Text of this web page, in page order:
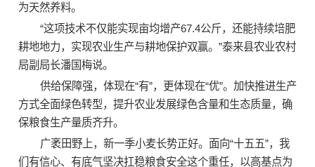
为天然养料。
“这项技术不仅能实现亩均增产67.4公斤，还能持续培肥
耕地地力，实现农业生产与耕地保护双赢。”泰来县农业农村
局副局长潘国梅说。
供给保障强，体现在“有”，更体现在“优”。加快推进生产
方式全面绿色转型，提升农业发展绿色含量和生态质量，确
保粮食生产量质齐升。
广袤田野上，新一季小麦长势正好。面向“十五五”，我
们有信心、有底气坚决扛稳粮食安全这个重任，以高基点为